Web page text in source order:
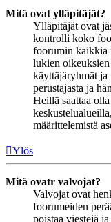
Mitä ovat ylläpitäjät?
Ylläpitäjät ovat
kontrolli koko
foorumin kaikkia
lukien
käyttäjäryhmät
perustajasta ja
Heillä saattaa
määrittelemistä
Ylös
Mitä ovatr valvojat?
Valvojat ovat
foorumeiden
poistaa viestejä